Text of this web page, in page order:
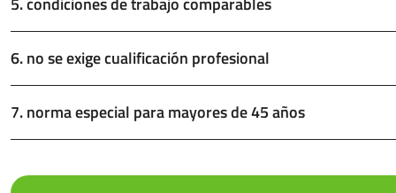
6. no se exige cualificación profesional
7. norma especial para mayores de 45 años